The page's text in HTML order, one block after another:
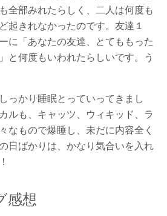
全部みれたらしく、二人は何度も
起きれなかったのです。友達１
に「あなたの友達、とてももった
と何度もいわれたらしいです。う
っかり睡眠とっていってきまし
ルも、キャッツ、ウィキッド、ラ
なもので爆睡し、未だに内容全く
日ばかりは、かなり気合いを入れ
感想